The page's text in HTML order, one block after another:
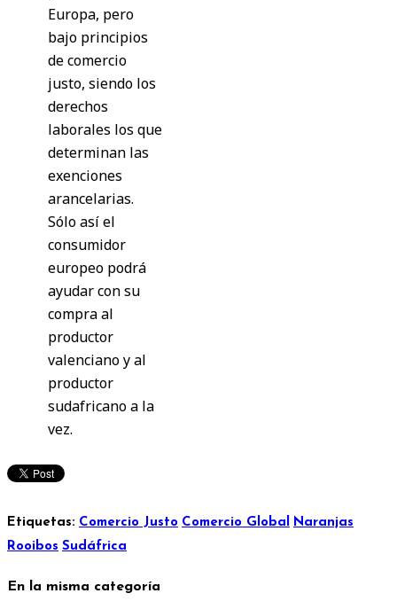
Europa, pero
bajo principios
de comercio
justo, siendo los
derechos
laborales los que
determinan las
exenciones
arancelarias.
Sólo así el
consumidor
europeo podrá
ayudar con su
compra al
productor
valenciano y al
productor
sudafricano a la
vez.
Etiquetas: Comercio Justo Comercio Global
Naranjas
Rooibos Sudáfrica
En la misma categoría